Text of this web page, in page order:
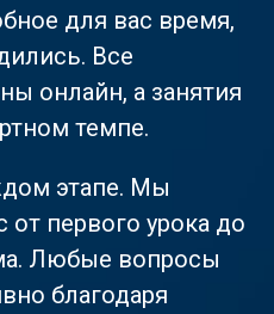
для вас время,
Все
онлайн, а занятия
темпе.
этапе. Мы
первого урока до
Любые вопросы
благодаря